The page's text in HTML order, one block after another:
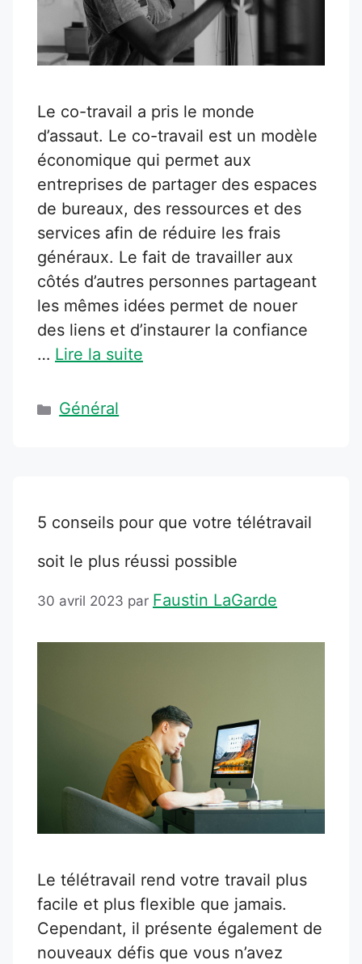
Le co-travail a pris le monde
d’assaut. Le co-travail est un modèle
économique qui permet aux
entreprises de partager des espaces
de bureaux, des ressources et des
services afin de réduire les frais
généraux. Le fait de travailler aux
côtés d’autres personnes partageant
les mêmes idées permet de nouer
des liens et d’instaurer la confiance
… Lire la suite
Catégories
Général
5 conseils pour que votre télétravail
soit le plus réussi possible
30 avril 2023 par Faustin LaGarde
Le télétravail rend votre travail plus
facile et plus flexible que jamais.
Cependant, il présente également de
nouveaux défis que vous n’avez